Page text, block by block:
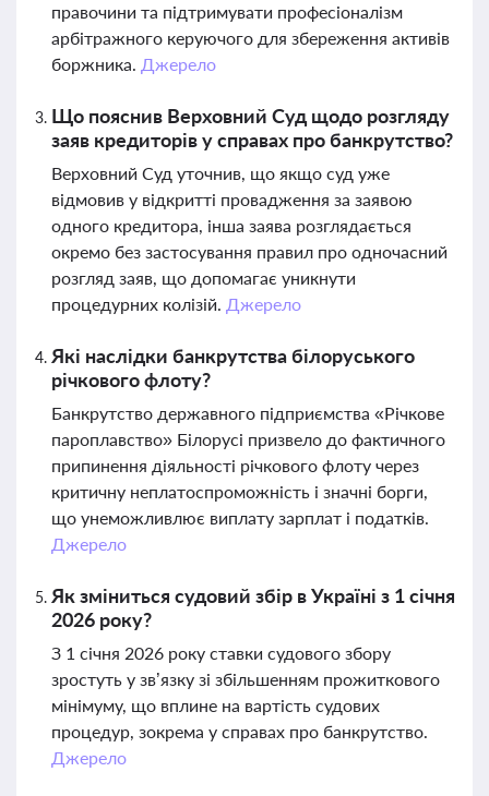
правочини та підтримувати професіоналізм
арбітражного керуючого для збереження активів
боржника. Джерело
Що пояснив Верховний Суд щодо розгляду
заяв кредиторів у справах про банкрутство?
Верховний Суд уточнив, що якщо суд уже
відмовив у відкритті провадження за заявою
одного кредитора, інша заява розглядається
окремо без застосування правил про одночасний
розгляд заяв, що допомагає уникнути
процедурних колізій. Джерело
Які наслідки банкрутства білоруського
річкового флоту?
Банкрутство державного підприємства «Річкове
пароплавство» Білорусі призвело до фактичного
припинення діяльності річкового флоту через
критичну неплатоспроможність і значні борги,
що унеможливлює виплату зарплат і податків.
Джерело
Як зміниться судовий збір в Україні з 1 січня
2026 року?
З 1 січня 2026 року ставки судового збору
зростуть у зв’язку зі збільшенням прожиткового
мінімуму, що вплине на вартість судових
процедур, зокрема у справах про банкрутство.
Джерело